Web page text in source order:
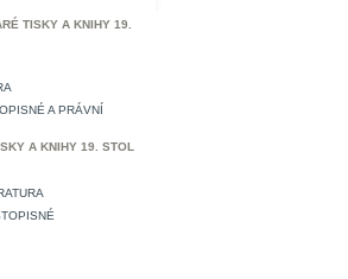
TISKY A KNIHY 19.
A PRÁVNÍ
A KNIHY 19. STOL